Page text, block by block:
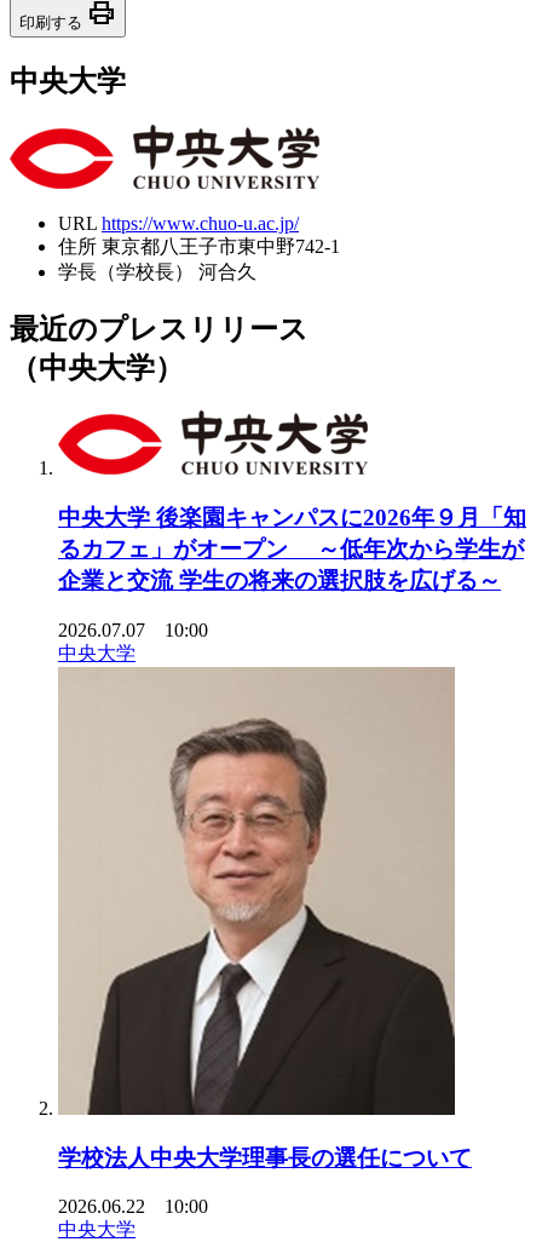
印刷する print
中央大学
URL https://www.chuo-u.ac.jp/
住所 東京都八王子市東中野742-1
学長（学校長）
河合久
最近のプレスリリース
（中央大学）
中央大学 後楽園キャンパスに2026年９月「知
るカフェ」がオープン ～低年次から学生が
企業と交流 学生の将来の選択肢を広げる～
2026.07.07 10:00
中央大学
学校法人中央大学理事長の選任について
2026.06.22 10:00
中央大学